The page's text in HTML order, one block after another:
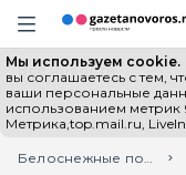
Информационный портал
Навигация сайта
Мы используем cookie.
вы соглашаетесь с тем,
ваши персональные
использованием метрик
Метрика,top.mail.ru,
Все новости
Главная
Лента
Белоснежные подоконники без химии: дешёвый и эффективный способ из аптеки